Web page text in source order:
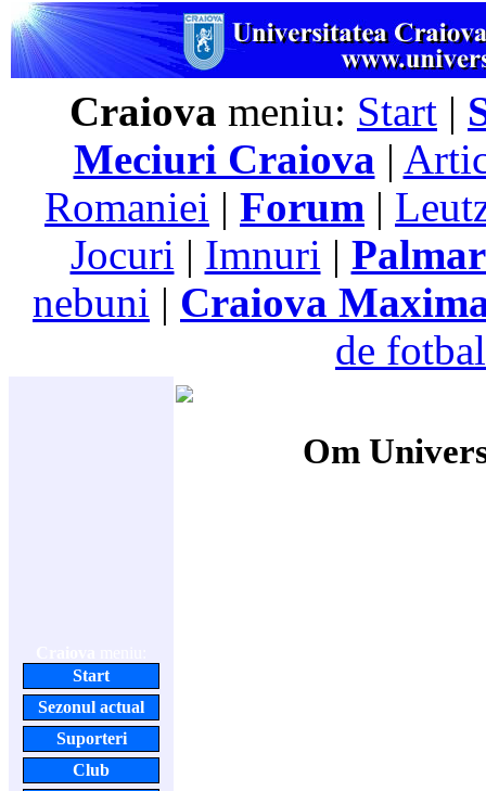
Craiova meniu: Start |
Meciuri Craiova |
Romaniei | Forum |
Jocuri | Imnuri |
nebuni | Craiova
de
Start
Sezonul actual
Suporteri
Club
Om